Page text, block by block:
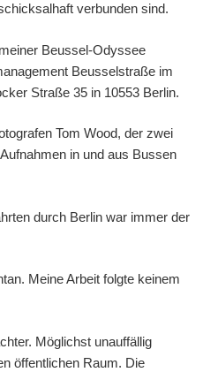
verbunden sind.
Beussel-Odyssee
Beusselstraße im
Straße 35 in 10553 Berlin.
Tom Wood, der zwei
in und aus Bussen
durch Berlin war immer der
Meine Arbeit folgte keinem
Möglichst unauffällig
öffentlichen Raum. Die